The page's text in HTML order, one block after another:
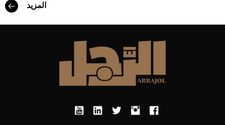
أفضل تدريج للشعر الطويل لإطلالة جريئة وعصرية
المزيد